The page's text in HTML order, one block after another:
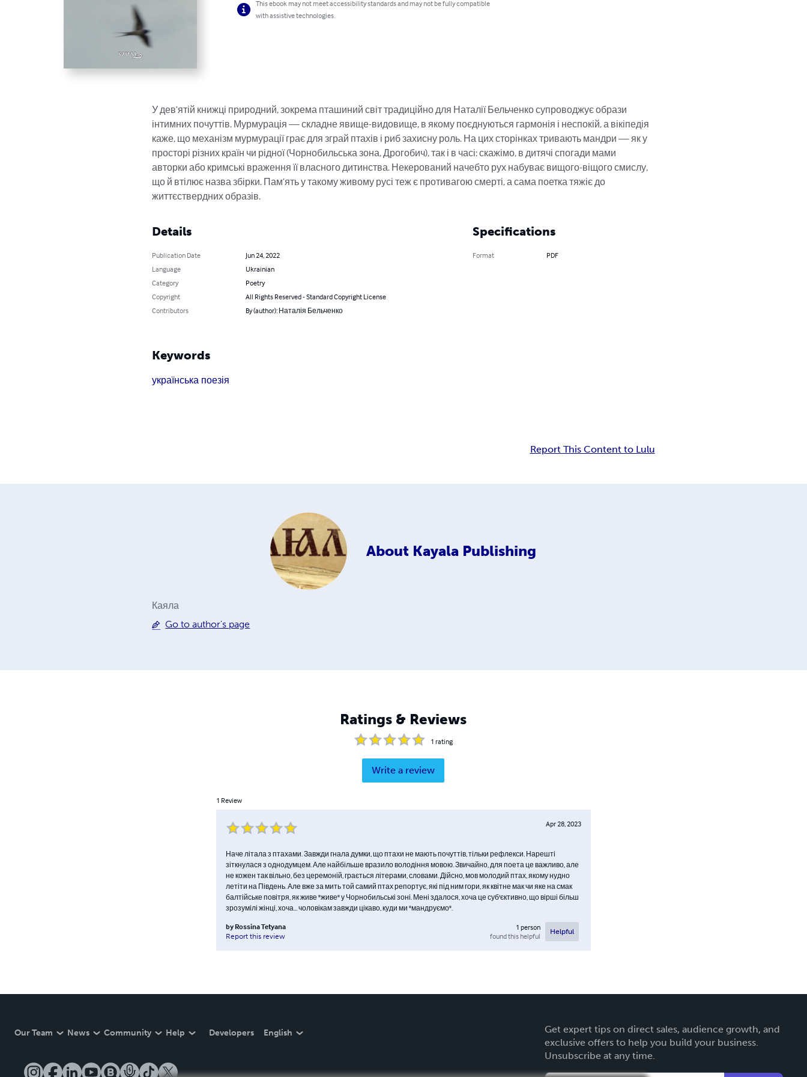
This ebook may not meet accessibility standards and may not be fully compatible
with assistive technologies.
У дев’ятій книжці природний, зокрема пташиний світ традиційно для Наталії Бельченко супроводжує образи
інтимних почуттів. Мурмурація — складне явище-видовище, в якому поєднуються гармонія і неспокій, а вікіпедія
каже, що механізм мурмурації грає для зграй птахів і риб захисну роль. На цих сторінках тривають мандри — як у
просторі різних країн чи рідної (Чорнобильська зона, Дрогобич), так і в часі: скажімо, в дитячі спогади мами
авторки або кримські враження її власного дитинства. Некерований начебто рух набуває вищого-віщого смислу,
що й втілює назва збірки. Пам’ять у такому живому русі теж є противагою смерті, а сама поетка тяжіє до
життєствердних образів.
Details
Publication Date
Jun 24, 2022
Language
Ukrainian
Category
Poetry
Copyright
All Rights Reserved - Standard Copyright License
Contributors
By (author): Наталія Бельченко
Specifications
Format PDF
Keywords
українська поезія
Report This Content to Lulu
About Kayala Publishing
Каяла
Go to author's page
Ratings & Reviews
1 rating
Write a review
1 Review
Apr 28, 2023
Наче літала з птахами. Завжди гнала думки, що птахи не мають почуттів, тільки рефлекси. Нарешті
зіткнулася з однодумцем. Але найбільше вразило володіння мовою. Звичайно, для поета це важливо, але
не кожен так вільно, без церемоній, грається літерами, словами. Дійсно, мов молодий птах, якому нудно
летіти на Південь. Але вже за мить той самий птах репортує, які під ним гори, як квітне мак чи яке на смак
балтійське повітря, як живе "живе" у Чорнобильські зоні. Мені здалося, хоча це суб'єктивно, що вірші більш
зрозумілі жінці, хоча... чоловікам завжди цікаво, куди ми "мандруємо".
by Rossina Tetyana
Report this review
1 person
found this helpful
Helpful
Our Team News Community Help Developers English
Get expert tips on direct sales, audience growth, and
exclusive offers to help you build your business.
Unsubscribe at any time.